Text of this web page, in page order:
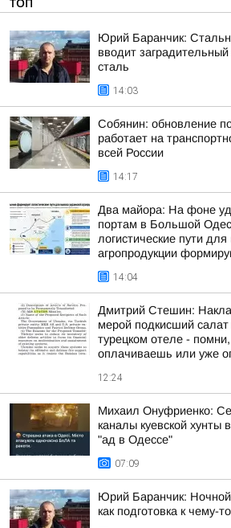
Юрий Баранчик:
вводит
сталь
14:03
Собянин: обновление
работает на
всей России
14:17
Два майора: На фоне
портам в Большой
логистические пути
агропродукции
14:04
Дмитрий Стешин:
мерой подкисший
турецком отеле -
оплачиваешь или уже
12:24
Михаил Онуфриенко:
каналы куевской хунты
"ад в Одессе"
07:09
Юрий Баранчик:
как подготовка к чему-